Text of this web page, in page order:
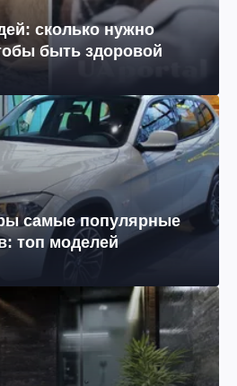
сколько нужно
быть здоровой
самые популярные
топ моделей